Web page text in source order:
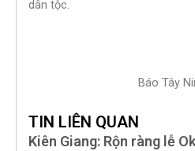
dân tộc.
Báo Tây
TIN LIÊN QUAN
Kiên Giang: Rộn ràng lễ